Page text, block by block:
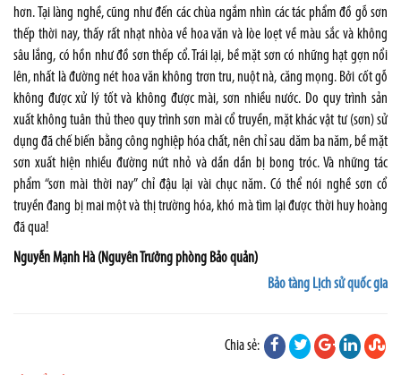
hơn. Tại làng nghề, cũng như đến các chùa ngắm nhìn các tác phẩm đồ gỗ sơn
thếp thời nay, thấy rất nhạt nhòa về hoa văn và lòe loẹt về màu sắc và không
sâu lắng, có hồn như đồ sơn thếp cổ. Trái lại, bề mặt sơn có những hạt gợn nổi
lên, nhất là đường nét hoa văn không trơn tru, nuột nà, căng mọng. Bởi cốt gỗ
không được xử lý tốt và không được mài, sơn nhiều nước. Do quy trình sản
xuất không tuân thủ theo quy trình sơn mài cổ truyền, mặt khác vật tư (sơn) sử
dụng đã chế biến bằng công nghiệp hóa chất, nên chỉ sau dăm ba năm, bề mặt
sơn xuất hiện nhiều đường nứt nhỏ và dần dần bị bong tróc. Và những tác
phẩm “sơn mài thời nay” chỉ đậu lại vài chục năm. Có thể nói nghề sơn cổ
truyền đang bị mai một và thị trường hóa, khó mà tìm lại được thời huy hoàng
đã qua!
Nguyễn Mạnh Hà (Nguyên Trưởng phòng Bảo quản)
Bảo tàng Lịch sử quốc gia
Chia sẻ: